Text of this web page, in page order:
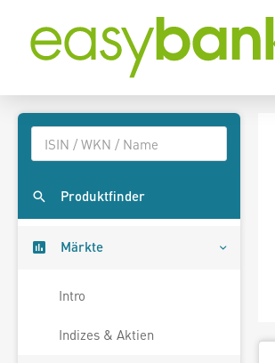
Produktfinder
Märkte
Intro
Indizes & Aktien